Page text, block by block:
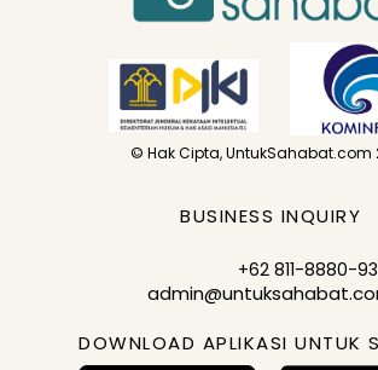
© Hak Cipta, UntukSahabat.com
BUSINESS INQUIRY
+62 811-8880-
DOWNLOAD APLIKASI UNTUK